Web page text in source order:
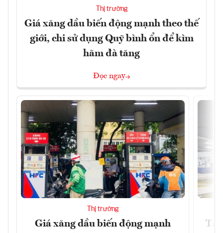
Thị trường
Giá xăng dầu biến động mạnh theo thế
giới, chi sử dụng Quỹ bình ổn để kìm
hãm đà tăng
Đọc ngay
Thị trường
Giá xăng dầu biến động mạnh